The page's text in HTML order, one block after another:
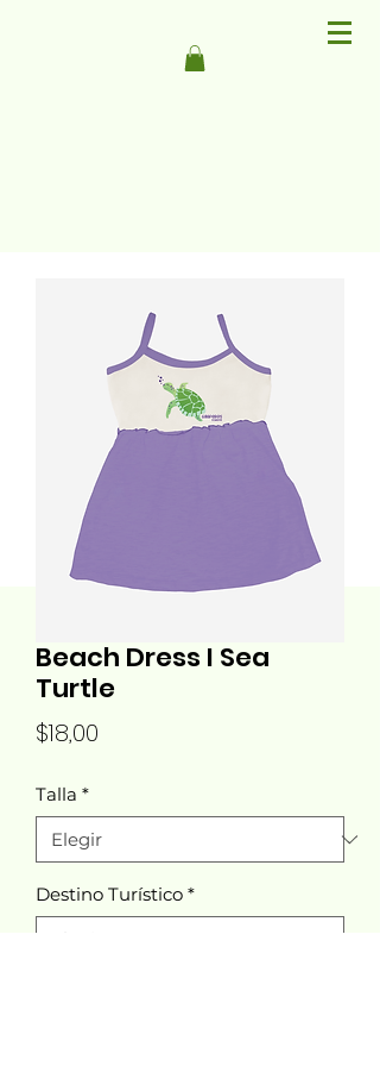
Beach Dress I Sea
Turtle
$18,00
Talla *
Destino Turístico *